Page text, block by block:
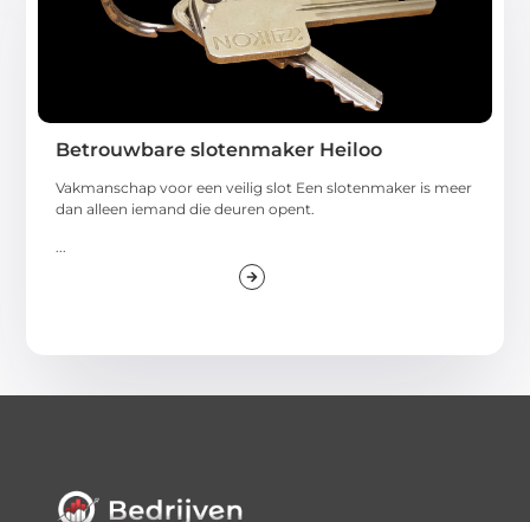
Betrouwbare slotenmaker Heiloo
Vakmanschap voor een veilig slot Een slotenmaker is meer
dan alleen iemand die deuren opent.